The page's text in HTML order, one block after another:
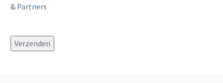
& Partners
Verzenden